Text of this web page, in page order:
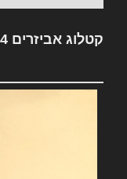
קטלוג אביזרים Jeep 1984